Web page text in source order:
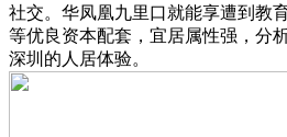
社交。华凤凰九里口就能享遭到教
等优良资本配套，宜居属性强，分
深圳的人居体验。